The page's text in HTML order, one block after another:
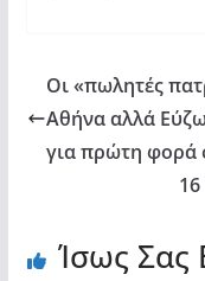
Οι «πωλητές
Αθήνα αλλά
για πρώτη φορά
Ίσως Σας